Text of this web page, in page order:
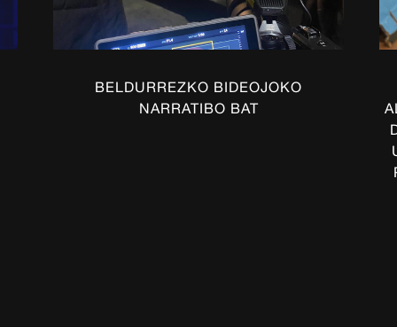
BELDURREZKO BIDEOJOKO
NARRATIBO BAT